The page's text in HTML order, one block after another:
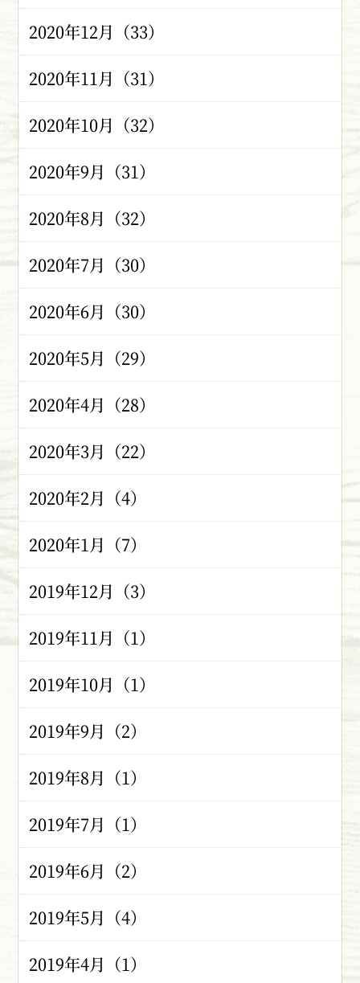
2020年12月（33）
2020年11月（31）
2020年10月（32）
2020年9月（31）
2020年8月（32）
2020年7月（30）
2020年6月（30）
2020年5月（29）
2020年4月（28）
2020年3月（22）
2020年2月（4）
2020年1月（7）
2019年12月（3）
2019年11月（1）
2019年10月（1）
2019年9月（2）
2019年8月（1）
2019年7月（1）
2019年6月（2）
2019年5月（4）
2019年4月（1）